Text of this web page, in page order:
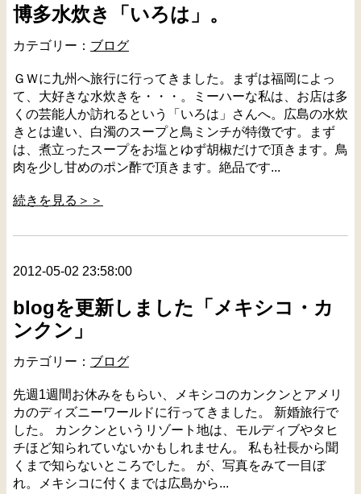
博多水炊き「いろは」。
カテゴリー： ブログ
ＧＷに九州へ旅行に行ってきました。まずは福岡によっ
て、大好きな水炊きを・・・。ミーハーな私は、お店は多
くの芸能人か訪れるという「いろは」さんへ。広島の水炊
きとは違い、白濁のスープと鳥ミンチが特徴です。まず
は、煮立ったスープをお塩とゆず胡椒だけで頂きます。鳥
肉を少し甘めのポン酢で頂きます。絶品です...
続きを見る＞＞
2012-05-02 23:58:00
blogを更新しました「メキシコ・カ
ンクン」
カテゴリー： ブログ
先週1週間お休みをもらい、メキシコのカンクンとアメリ
カのディズニーワールドに行ってきました。 新婚旅行で
した。 カンクンというリゾート地は、モルディブやタヒ
チほど知られていないかもしれません。 私も社長から聞
くまで知らないところでした。 が、写真をみて一目ぼ
れ。メキシコに付くまでは広島から...